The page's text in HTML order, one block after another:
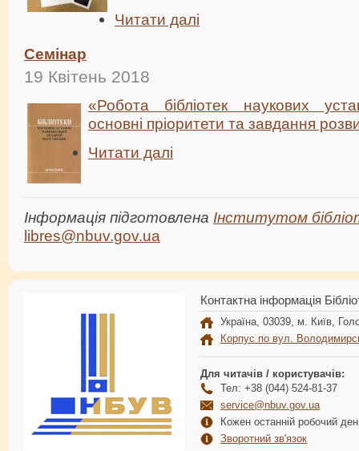
Читати далі
Семінар
19 Квітень 2018
«Робота бібліотек наукових
основні пріоритети та завдання
Читати далі
Інформація підготовлена Інститутом
libres@nbuv.gov.ua
Контактна інформація
Україна, 03039, м. Київ,
Корпус по вул.
Для читачів / користувачів:
Тел: +38 (044) 524-81-37
service@nbuv.gov.ua
Кожен останній робочий
Зворотний зв'язок